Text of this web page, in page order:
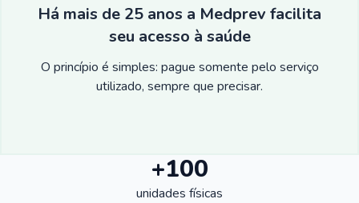
Há mais de 25 anos a Medprev facilita
seu acesso à saúde
O princípio é simples: pague somente pelo serviço
utilizado, sempre que precisar.
+100
unidades físicas